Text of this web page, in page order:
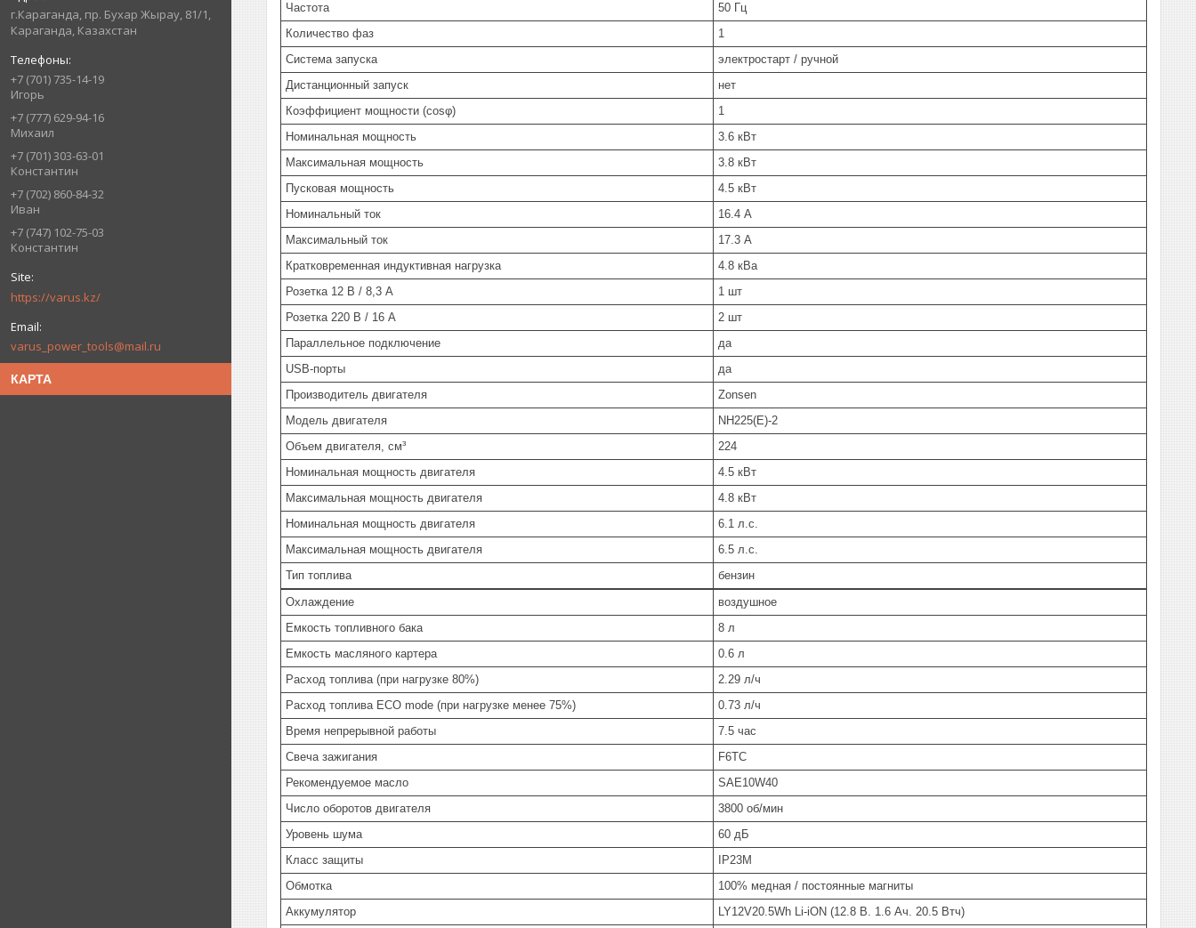
г.Караганда, пр. Бухар Жырау, 81/1,
Караганда, Казахстан
+7 (701) 735-14-19
Игорь
+7 (777) 629-94-16
Михаил
+7 (701) 303-63-01
Константин
+7 (702) 860-84-32
Иван
+7 (747) 102-75-03
Константин
https://varus.kz/
varus_power_tools@mail.ru
КАРТА
Частота
50 Гц
Количество фаз
1
Система запуска
электростарт / ручной
Дистанционный запуск
нет
Коэффициент мощности (cosφ)
1
Номинальная мощность
3.6 кВт
Максимальная мощность
3.8 кВт
Пусковая мощность
4.5 кВт
Номинальный ток
16.4 А
Максимальный ток
17.3 А
Кратковременная индуктивная нагрузка
4.8 кВа
Розетка 12 В / 8,3 А
1 шт
Розетка 220 В / 16 А
2 шт
Параллельное подключение
да
USB-порты
да
Производитель двигателя
Zonsen
Модель двигателя
NH225(E)-2
Объем двигателя, см³
224
Номинальная мощность двигателя
4.5 кВт
Максимальная мощность двигателя
4.8 кВт
Номинальная мощность двигателя
6.1 л.с.
Максимальная мощность двигателя
6.5 л.с.
Тип топлива
бензин
Охлаждение
воздушное
Емкость топливного бака
8 л
Емкость масляного картера
0.6 л
Расход топлива (при нагрузке 80%)
2.29 л/ч
Расход топлива ECO mode (при нагрузке менее 75%)
0.73 л/ч
Время непрерывной работы
7.5 час
Свеча зажигания
F6TC
Рекомендуемое масло
SAE10W40
Число оборотов двигателя
3800 об/мин
Уровень шума
60 дБ
Класс защиты
IP23M
Обмотка
100% медная / постоянные магниты
Аккумулятор
LY12V20.5Wh Li-iON (12.8 В. 1.6 Ач. 20.5 Втч)